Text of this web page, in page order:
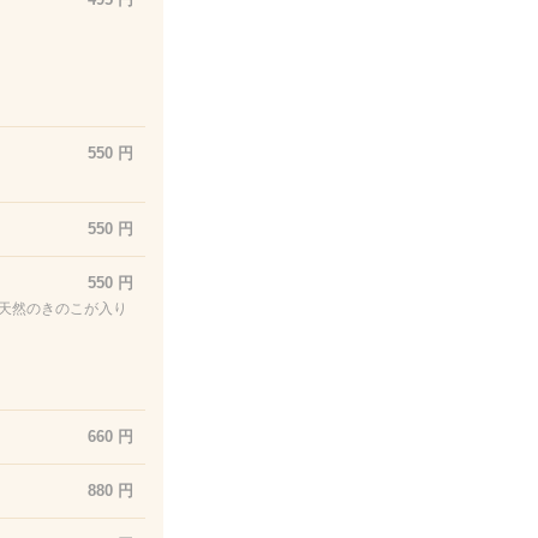
550 円
550 円
550 円
然のきのこが入り
660 円
880 円